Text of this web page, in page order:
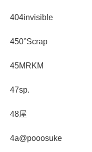
404invisible
450°Scrap
45MRKM
47sp.
48屋
4a@pooosuke